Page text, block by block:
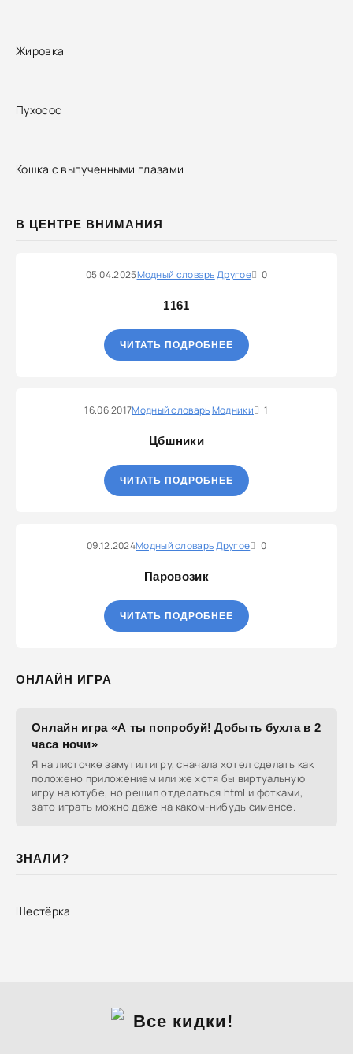
Жировка
Пухосос
Кошка с выпученными глазами
В ЦЕНТРЕ ВНИМАНИЯ
05.04.2025Модный словарьДругое 0
1161
ЧИТАТЬ ПОДРОБНЕЕ
16.06.2017Модный словарьМодники 1
Цбшники
ЧИТАТЬ ПОДРОБНЕЕ
09.12.2024Модный словарьДругое 0
Паровозик
ЧИТАТЬ ПОДРОБНЕЕ
ОНЛАЙН ИГРА
Онлайн игра «А ты попробуй! Добыть бухла в 2
часа ночи»
Я на листочке замутил игру, сначала хотел сделать как
положено приложением или же хотя бы виртуальную
игру на ютубе, но решил отделаться html и фотками,
зато играть можно даже на каком-нибудь сименсе.
ЗНАЛИ?
Шестёрка